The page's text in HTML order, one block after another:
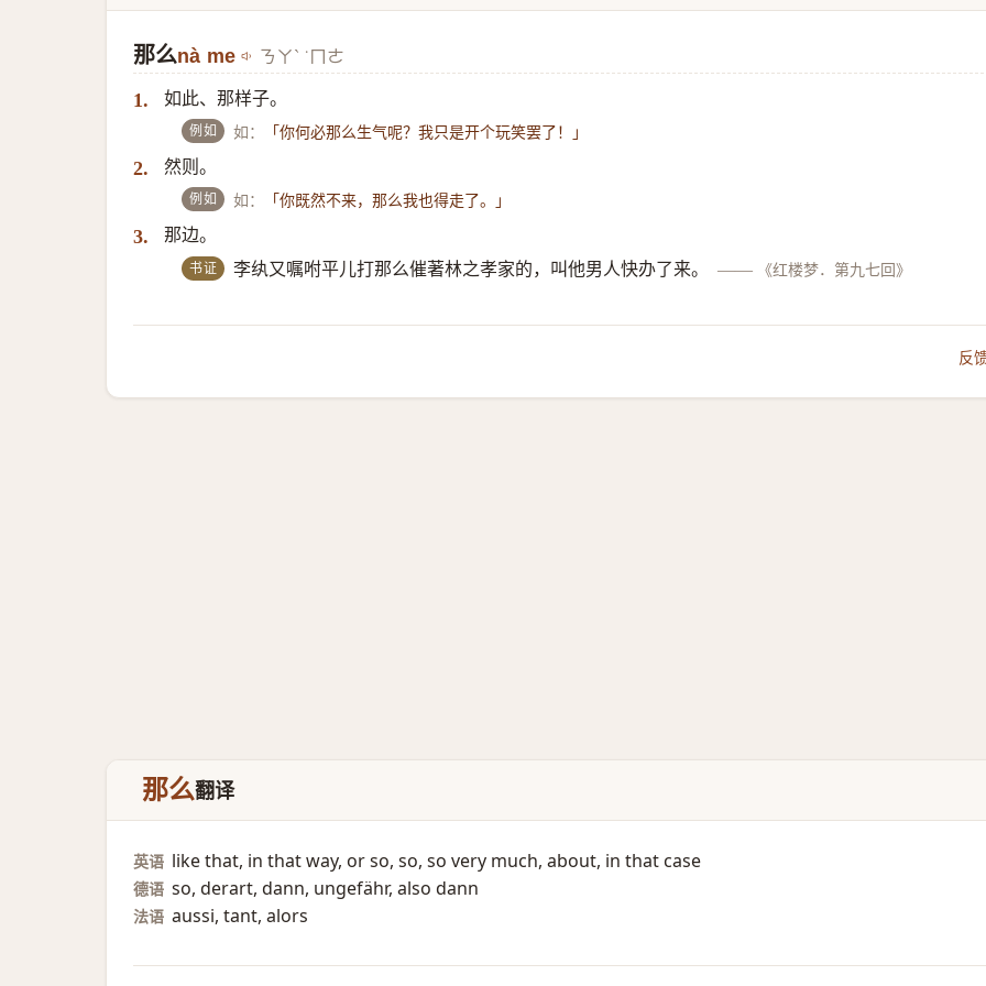
那么nà me ㄋㄚˋ ˙ㄇㄜ
1. 如此、那样子。
例如 如： 「你何必那么生气呢？我只是开个玩笑罢了！」
2. 然则。
例如 如： 「你既然不来，那么我也得走了。」
3. 那边。
书证 李纨又嘱咐平儿打那么催著林之孝家的，叫他男人快办了来。 —— 《红楼梦．第九七回》
反
那么翻译
英语 like that, in that way, or so, so, so very much, about, in that case
德语 so, derart, dann, ungefähr, also dann
法语 aussi, tant, alors